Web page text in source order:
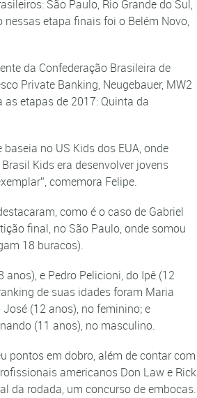
São Paulo, Rio Grande do Sul,
nessas etapa finais foi o Belém Novo,
da Confederação Brasileira de
Private Banking, Neugebauer, MW2
as etapas de 2017: Quinta da
no US Kids dos EUA, onde
Kids era desenvolver jovens
comemora Felipe.
como é o caso de Gabriel
final, no São Paulo, onde somou
18 buracos).
e Pedro Pelicioni, do Ipê (12
de suas idades foram Maria
(12 anos), no feminino; e
(11 anos), no masculino.
pontos em dobro, além de contar com
americanos Don Law e Rick
da rodada, um concurso de embocas.